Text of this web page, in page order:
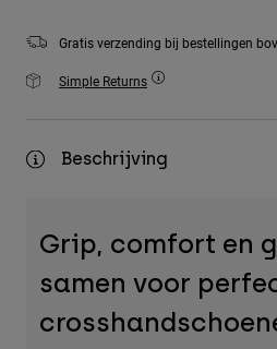
Alles bekijken
Gratis verzending bij bestellingen
Simple Returns
Beschrijving
Grip, comfort en
samen voor